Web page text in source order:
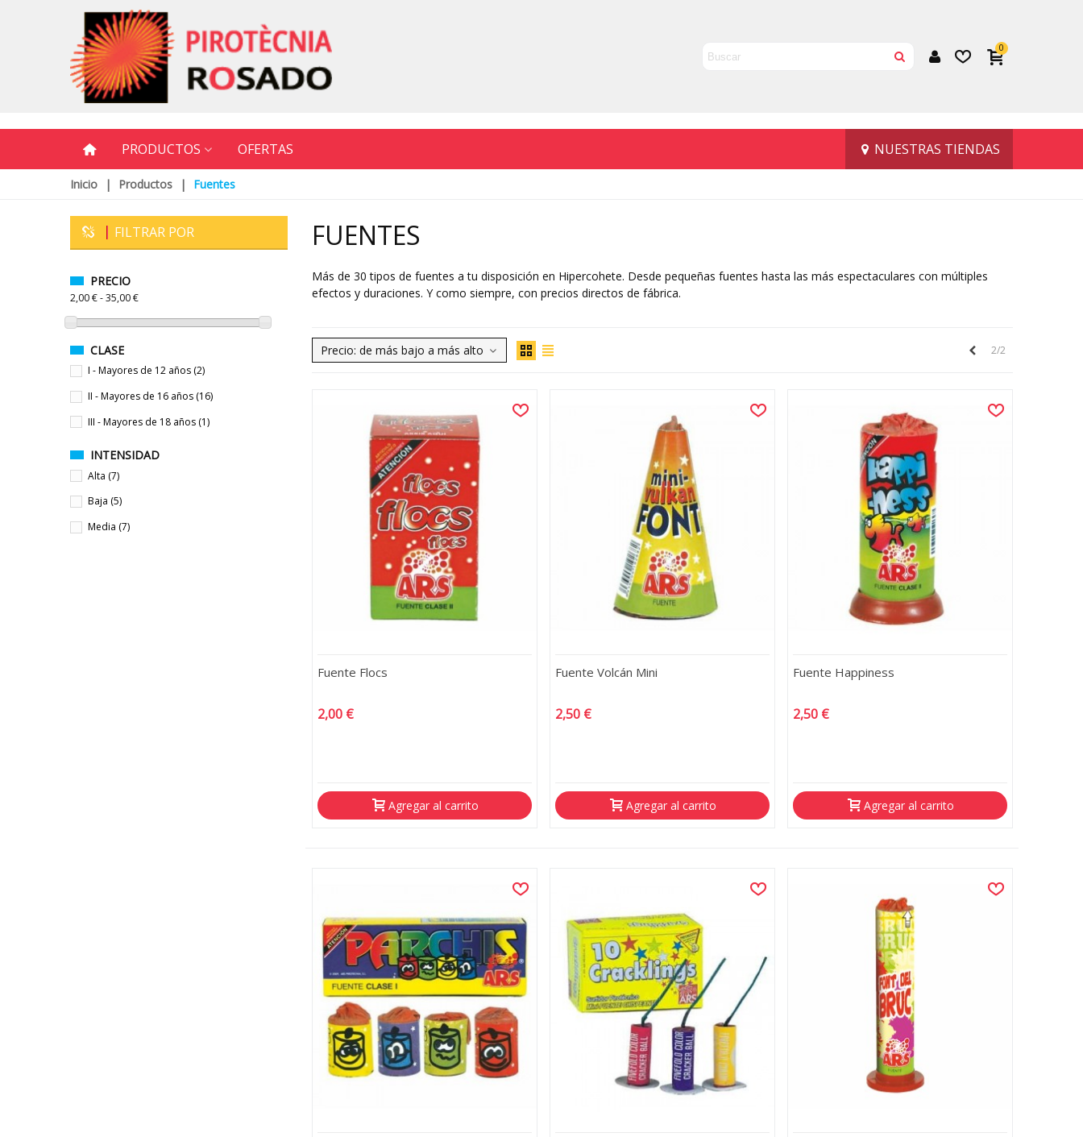
0
PRODUCTOS OFERTAS NUESTRAS TIENDAS
Inicio | Productos | Fuentes
FILTRAR POR
PRECIO
2,00 € - 35,00 €
CLASE
I - Mayores de 12 años (2)
II - Mayores de 16 años (16)
III - Mayores de 18 años (1)
INTENSIDAD
Alta (7)
Baja (5)
Media (7)
FUENTES
Más de 30 tipos de fuentes a tu disposición en Hipercohete. Desde pequeñas fuentes hasta las más espectaculares con múltiples
efectos y duraciones. Y como siempre, con precios directos de fábrica.
Precio: de más bajo a más alto Anteriores
2/2
Fuente Flocs
2,00 €
Agregar al carrito
Fuente Volcán Mini
2,50 €
Agregar al carrito
Fuente Happiness
2,50 €
Agregar al carrito